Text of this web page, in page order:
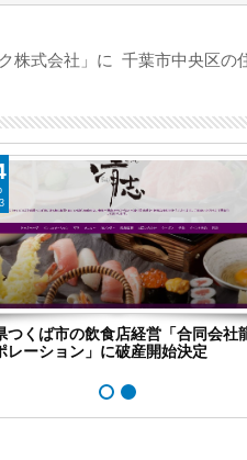
株式会社」に 千葉市中央区の
つくば市の飲食店経営「合同会社
レーション」に破産開始決定